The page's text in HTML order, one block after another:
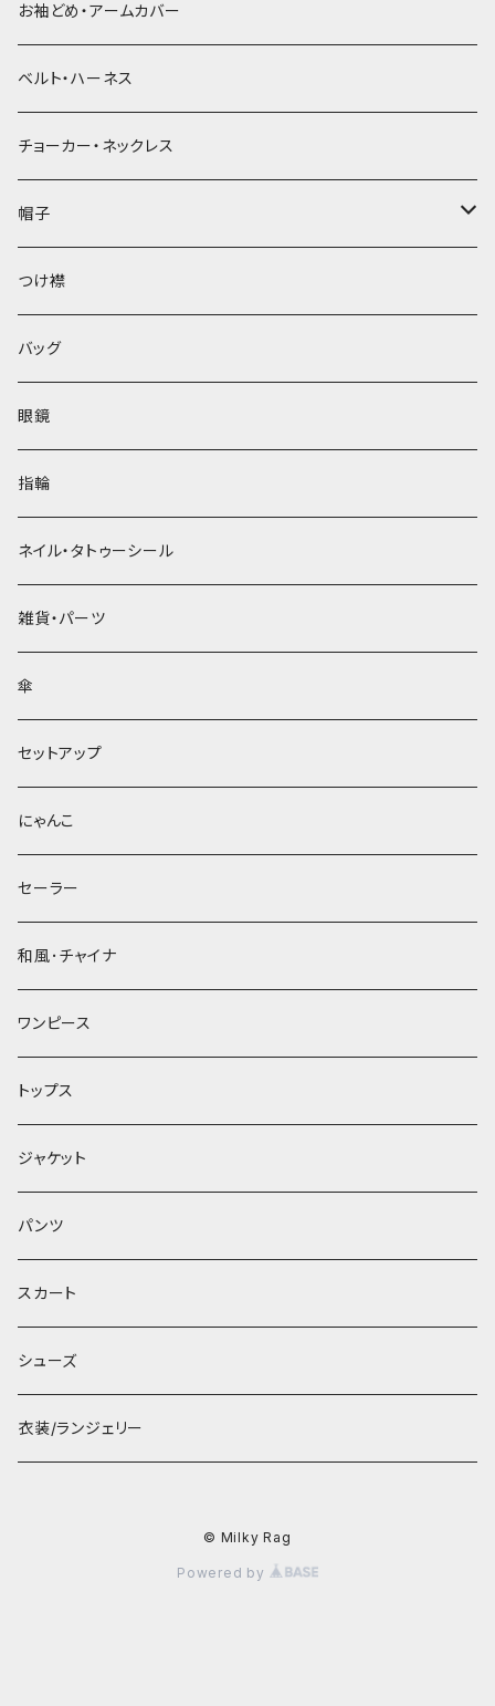
お袖どめ・アームカバー
ベルト・ハーネス
チョーカー・ネックレス
帽子
ベレー帽
つけ襟
バッグ
眼鏡
指輪
ネイル・タトゥーシール
雑貨・パーツ
傘
セットアップ
にゃんこ
セーラー
和風･チャイナ
ワンピース
トップス
ジャケット
パンツ
スカート
シューズ
衣装/ランジェリー
© Milky Rag
Powered by